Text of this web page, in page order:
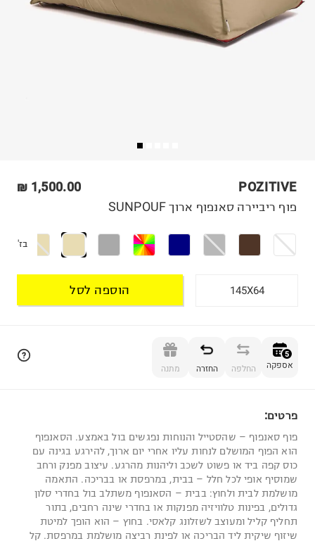
POZITIVE
1,500.00 ₪
פוף ריביירה סאנפוף ארוך SUNPOUF
בז'
145X64 הוספה לסל
5
אספקה החלפה החזרה מתנה
פרטים:
פוף סאנפוף – שהסטייל והנוחות נפגשים בול באמצע. הסאנפוף
הוא הפוף המושלם לנחות עליו אחרי יום ארוך, להירגע בגינה עם
כוס קפה ביד או פשוט לשכב וליהנות מהרגע. עיצוב מפנק ורחב
שמוסיף אופי לכל חלל – בבית, במרפסת או בבריכה. התאמה
מושלמת לבית ולחוץ: בבית – הסאנפוף משתלב בול בחדרי סלון
גדולים, בפינות טלוויזיה מפנקות או בחדרי שינה רחבים, בתור
תחליף קליל ומעוצב לשזלונג קלאסי. בחוץ – הוא הופך למיטת
שיזוף שיקית ליד הבריכה או לפינת רביצה מושלמת במרפסת. קל